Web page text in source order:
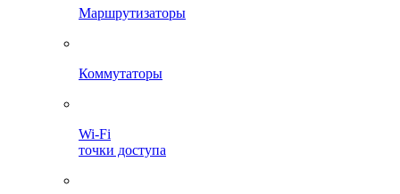
Маршрутизаторы
Коммутаторы
Wi-Fi
точки доступа